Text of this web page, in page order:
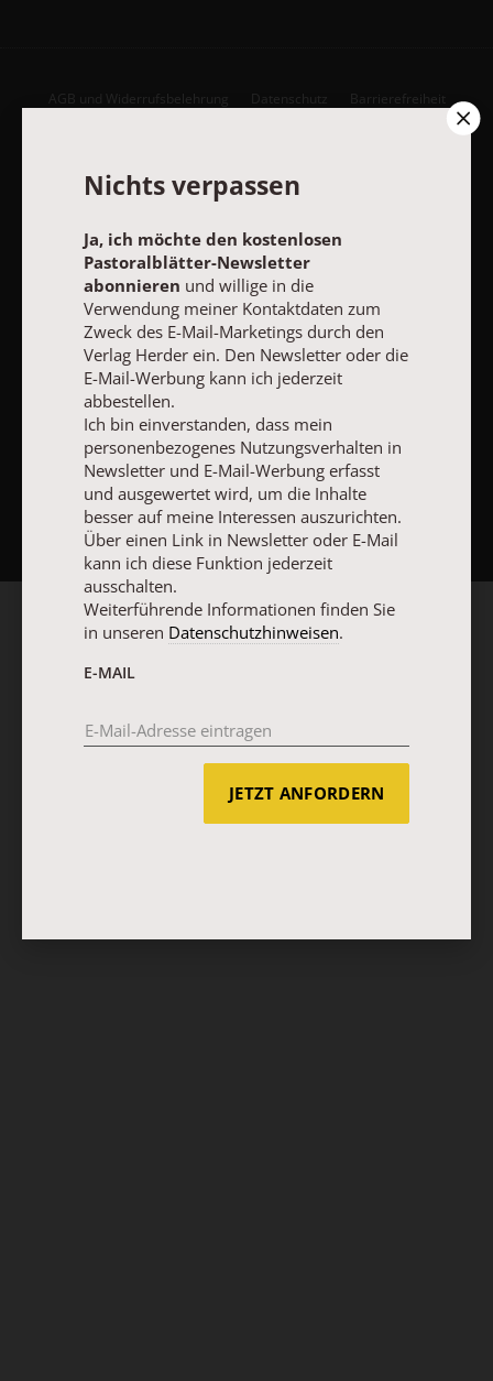
AGB und Widerrufsbelehrung Datenschutz Barrierefreiheit
NACH OBEN
Nichts verpassen
Ja, ich möchte den kostenlosen
Pastoralblätter-Newsletter
abonnieren und willige in die
Verwendung meiner Kontaktdaten zum
Zweck des E-Mail-Marketings durch den
Verlag Herder ein. Den Newsletter oder die
E-Mail-Werbung kann ich jederzeit
abbestellen.
Ich bin einverstanden, dass mein
personenbezogenes Nutzungsverhalten in
Newsletter und E-Mail-Werbung erfasst
und ausgewertet wird, um die Inhalte
besser auf meine Interessen auszurichten.
Über einen Link in Newsletter oder E-Mail
kann ich diese Funktion jederzeit
ausschalten.
Weiterführende Informationen finden Sie
in unseren Datenschutzhinweisen.
E-MAIL
JETZT ANFORDERN